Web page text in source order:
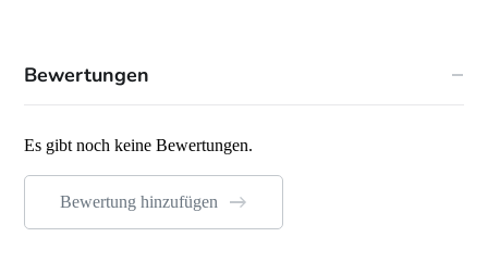
Bewertungen
Es gibt noch keine Bewertungen.
Bewertung hinzufügen